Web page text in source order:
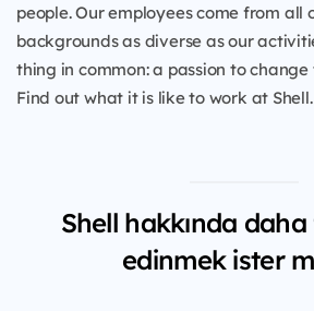
people. Our employees come from all
backgrounds as diverse as our
thing in common: a passion to
Find out what it is like to work at Shell.
Shell hakkında
edinmek ister